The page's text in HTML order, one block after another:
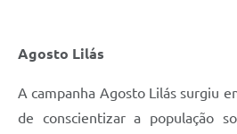
Agosto Lilás
A campanha Agosto Lilás surgiu
de conscientizar a população